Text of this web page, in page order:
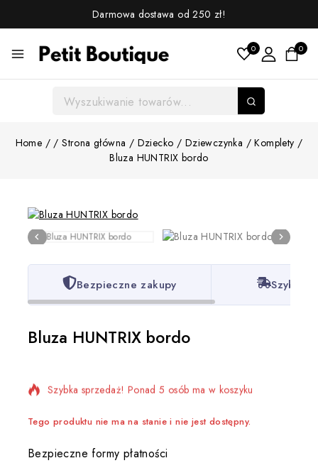
Darmowa dostawa od 250 zł!
0 0
Home / / Strona główna / Dziecko / Dziewczynka / Komplety /
Bluza HUNTRIX bordo
Bezpieczne zakupy Szybka
Bluza HUNTRIX bordo
8 produktów sprzedanych w ciągu ostatniej 7 godzin
Tego produktu nie ma na stanie i nie jest dostępny.
Bezpieczne formy płatności